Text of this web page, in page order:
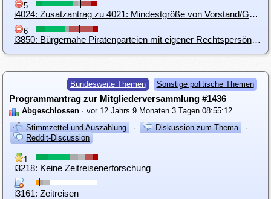
5
i4024: Zusatzantrag zu 4021: Mindestgröße von Vorstand/Geschäftsführung
6
i3850: Bürgernahe Piratenparteien mit eigener Rechtspersönlichkeit
Bundesweite Themen Sonstige politische Themen
Programmantrag zur Mitgliederversammlung #1436
Abgeschlossen · vor 12 Jahrs 9 Monaten 3 Tagen 08:55:12
Stimmzettel und Auszählung
· Diskussion zum Thema
·
Reddit-Discussion
1
i3218: Keine Zeitreisenerforschung
i3161: Zeitreisen